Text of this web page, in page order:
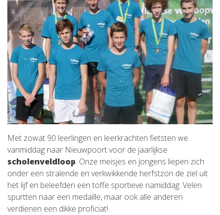
Met zowat 90 leerlingen en leerkrachten fietsten we
vanmiddag naar Nieuwpoort voor de jaarlijkse
scholenveldloop. Onze meisjes en jongens liepen zich
onder een stralende en verkwikkende herfstzon de ziel uit
het lijf en beleefden een toffe sportieve namiddag. Velen
spurtten naar een medaille, maar ook alle anderen
verdienen een dikke proficiat!